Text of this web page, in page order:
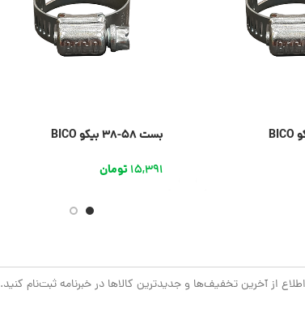
بست 58-38 بیکو BICO
15,391تومان
از آخرین تخفیف‌ها و جدیدترین کالاها در خبرنامه ثبت‌نام کنید.